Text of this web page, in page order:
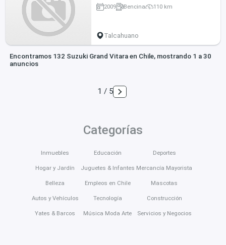
2009 Bencina 110 km
Talcahuano
Encontramos 132 Suzuki Grand Vitara en Chile, mostrando 1 a 30
anuncios
1 / 5
Categorías
Inmuebles
Hogar y Jardín
Belleza
Autos y Vehículos
Yates & Barcos
Educación
Juguetes & Infantes
Empleos en Chile
Tecnología
Música Moda Arte
Deportes
Mercancía Mayorista
Mascotas
Construcción
Servicios y Negocios